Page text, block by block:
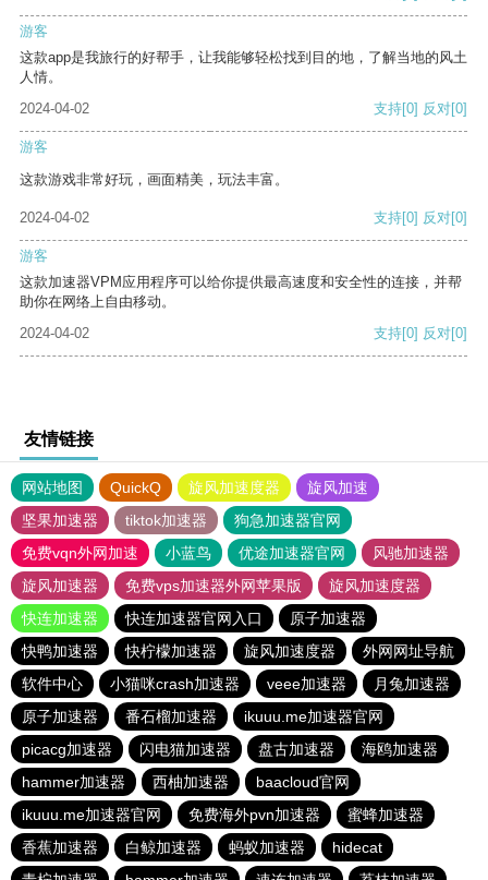
游客
这款app是我旅行的好帮手，让我能够轻松找到目的地，了解当地的风土
人情。
2024-04-02
支持[0] 反对[0]
游客
这款游戏非常好玩，画面精美，玩法丰富。
2024-04-02 支持[0] 反对[0]
游客
这款加速器VPM应用程序可以给你提供最高速度和安全性的连接，并帮
助你在网络上自由移动。
2024-04-02
支持[0] 反对[0]
友情链接
网站地图 QuickQ 旋风加速度器
旋风加速
坚果加速器
tiktok加速器
狗急加速器官网
免费vqn外网加速
小蓝鸟 优途加速器官网
风驰加速器
旋风加速器
免费vps加速器外网苹果版
旋风加速度器
快连加速器
快连加速器官网入口
原子加速器
快鸭加速器
快柠檬加速器 旋风加速度器
外网网址导航
软件中心
小猫咪crash加速器 veee加速器
月兔加速器
原子加速器
番石榴加速器
ikuuu.me加速器官网
picacg加速器
闪电猫加速器 盘古加速器
海鸥加速器
hammer加速器
西柚加速器
baacloud官网
ikuuu.me加速器官网
免费海外pvn加速器
蜜蜂加速器
香蕉加速器
白鲸加速器 蚂蚁加速器
hidecat